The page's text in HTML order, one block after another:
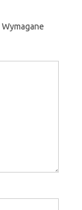
Wymagane